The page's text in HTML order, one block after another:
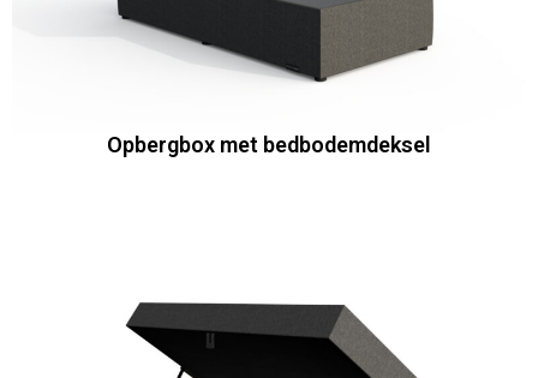
Opbergbox met bedbodemdeksel